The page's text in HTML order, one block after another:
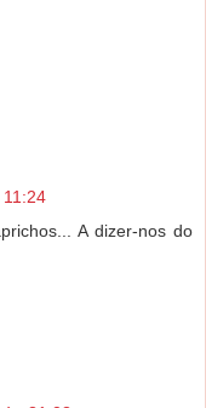
A dizer-nos do